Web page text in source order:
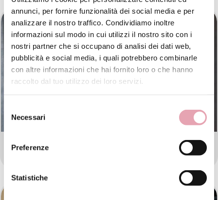
annunci, per fornire funzionalità dei social media e per
analizzare il nostro traffico. Condividiamo inoltre
informazioni sul modo in cui utilizzi il nostro sito con i
nostri partner che si occupano di analisi dei dati web,
pubblicità e social media, i quali potrebbero combinarle
con altre informazioni che hai fornito loro o che hanno
raccolto dal tuo utilizzo dei loro servizi.
del
consenso
Necessari
Preferenze
Statistiche
BE ESTETICA AVANZATA VERONA